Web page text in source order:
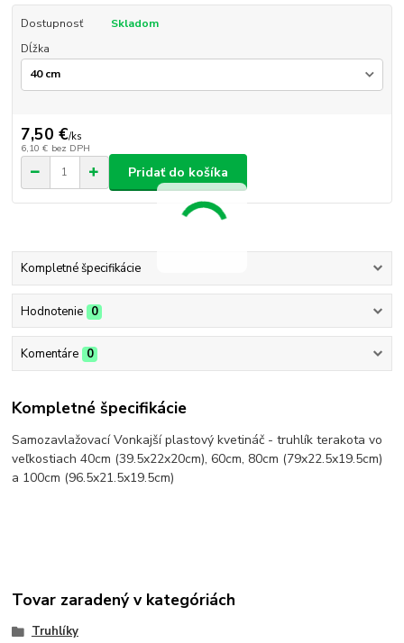
Dostupnosť
Skladom
Dĺžka
7,50 €/ks
6,10 € bez DPH
Pridať do košíka
Kompletné špecifikácie
Hodnotenie 0
Komentáre 0
Kompletné špecifikácie
Samozavlažovací Vonkajší plastový kvetináč - truhlík terakota vo
veľkostiach 40cm (39.5x22x20cm), 60cm, 80cm (79x22.5x19.5cm)
a 100cm (96.5x21.5x19.5cm)
Tovar zaradený v kategóriách
Truhlíky